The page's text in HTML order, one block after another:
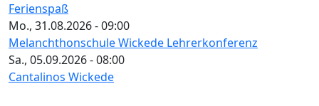
Ferienspaß
Mo., 31.08.2026 - 09:00
Melanchthonschule Wickede Lehrerkonferenz
Sa., 05.09.2026 - 08:00
Cantalinos Wickede